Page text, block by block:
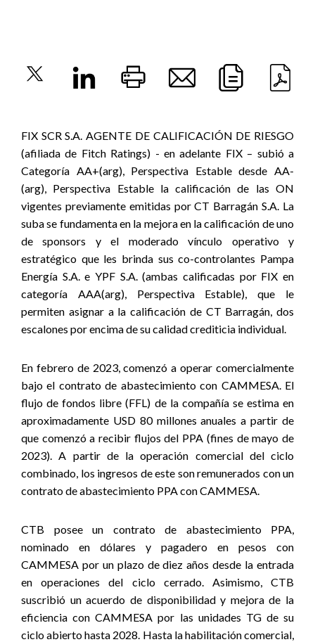
FIX SCR S.A. AGENTE DE CALIFICACIÓN DE RIESGO
(afiliada de Fitch Ratings) - en adelante FIX – subió a
Categoría AA+(arg), Perspectiva Estable desde AA-
(arg), Perspectiva Estable la calificación de las ON
vigentes previamente emitidas por CT Barragán S.A. La
suba se fundamenta en la mejora en la calificación de uno
de sponsors y el moderado vínculo operativo y
estratégico que les brinda sus co-controlantes Pampa
Energía S.A. e YPF S.A. (ambas calificadas por FIX en
categoría AAA(arg), Perspectiva Estable), que le
permiten asignar a la calificación de CT Barragán, dos
escalones por encima de su calidad crediticia individual.
En febrero de 2023, comenzó a operar comercialmente
bajo el contrato de abastecimiento con CAMMESA. El
flujo de fondos libre (FFL) de la compañía se estima en
aproximadamente USD 80 millones anuales a partir de
que comenzó a recibir flujos del PPA (fines de mayo de
2023). A partir de la operación comercial del ciclo
combinado, los ingresos de este son remunerados con un
contrato de abastecimiento PPA con CAMMESA.
CTB posee un contrato de abastecimiento PPA,
nominado en dólares y pagadero en pesos con
CAMMESA por un plazo de diez años desde la entrada
en operaciones del ciclo cerrado. Asimismo, CTB
suscribió un acuerdo de disponibilidad y mejora de la
eficiencia con CAMMESA por las unidades TG de su
ciclo abierto hasta 2028. Hasta la habilitación comercial,